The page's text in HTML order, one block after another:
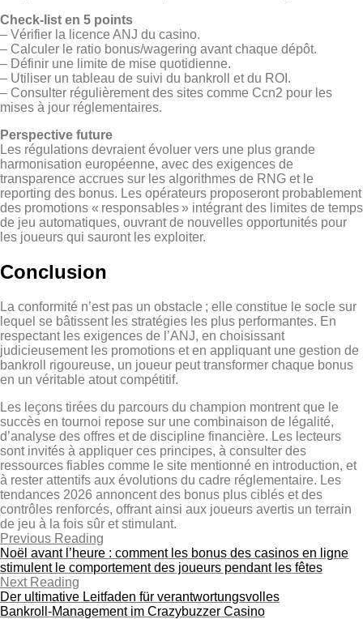
Check‑list en 5 points
– Vérifier la licence ANJ du casino.
– Calculer le ratio bonus/wagering avant chaque dépôt.
– Définir une limite de mise quotidienne.
– Utiliser un tableau de suivi du bankroll et du ROI.
– Consulter régulièrement des sites comme Ccn2 pour les
mises à jour réglementaires.
Perspective future
Les régulations devraient évoluer vers une plus grande
harmonisation européenne, avec des exigences de
transparence accrues sur les algorithmes de RNG et le
reporting des bonus. Les opérateurs proposeront probablement
des promotions « responsables » intégrant des limites de temps
de jeu automatiques, ouvrant de nouvelles opportunités pour
les joueurs qui sauront les exploiter.
Conclusion
La conformité n’est pas un obstacle ; elle constitue le socle sur
lequel se bâtissent les stratégies les plus performantes. En
respectant les exigences de l’ANJ, en choisissant
judicieusement les promotions et en appliquant une gestion de
bankroll rigoureuse, un joueur peut transformer chaque bonus
en un véritable atout compétitif.
Les leçons tirées du parcours du champion montrent que le
succès en tournoi repose sur une combinaison de légalité,
d’analyse des offres et de discipline financière. Les lecteurs
sont invités à appliquer ces principes, à consulter des
ressources fiables comme le site mentionné en introduction, et
à rester attentifs aux évolutions du cadre réglementaire. Les
tendances 2026 annoncent des bonus plus ciblés et des
contrôles renforcés, offrant ainsi aux joueurs avertis un terrain
de jeu à la fois sûr et stimulant.
Previous Reading
Noël avant l’heure : comment les bonus des casinos en ligne
stimulent le comportement des joueurs pendant les fêtes
Next Reading
Der ultimative Leitfaden für verantwortungsvolles
Bankroll‑Management im Crazybuzzer Casino